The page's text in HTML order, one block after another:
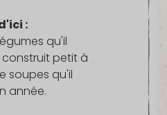
:
qu'il
petit à
soupes qu'il
année.